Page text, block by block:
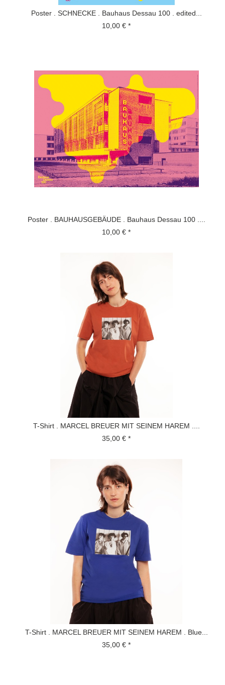
Poster . SCHNECKE . Bauhaus Dessau 100 . edited...
10,00 € *
Poster . BAUHAUSGEBÄUDE . Bauhaus Dessau 100 ....
10,00 € *
T-Shirt . MARCEL BREUER MIT SEINEM HAREM ....
35,00 € *
T-Shirt . MARCEL BREUER MIT SEINEM HAREM . Blue...
35,00 € *